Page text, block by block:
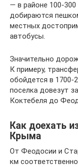
— в районе 100-
добираются
местных
автобусы.
Значительно
К примеру,
обойдется в 1700-
поселка довезут
Коктебеля до
Как доехать
Крыма
От Феодосии и
км